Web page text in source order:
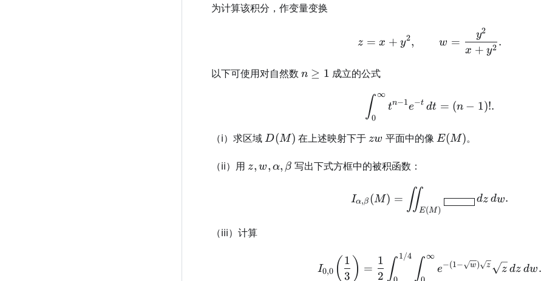
为计算该积分，作变量变换
z=x+y^2,\qquad
z = x + y2, w =
x + y2
y2
.
以下可使用对自然数 n\geq1
n ≥ 1 成立的公式
\int_0^\infty t^{n-
∫0
∞
tn−1e−t dt = (n − 1)!.
（i）求区域 D(M)
D(M) 在上述映射下于 zw
zw 平面中的像 E(M)
E(M)。
（ii）用 z,w,\alpha,\beta
z, w, α, β 写出下式方框中的被积函数：
I_{\alpha,\beta}(M)
Iα,β (M) = ∬E(M )
dz dw.
（iii）计算
I0,0 ( 3
1 ) =
2
1 ∫ 1/4 ∫ ∞
e−(1− w) z z dz dw.